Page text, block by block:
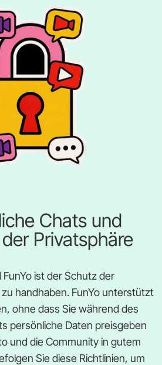
Chats und
Privatsphäre
FunYo ist der Schutz der
handhaben. FunYo unterstützt
ohne dass Sie während des
persönliche Daten preisgeben
und die Community in gutem
Sie diese Richtlinien, um